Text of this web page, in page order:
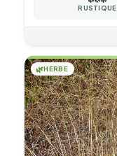
RUSTIQUE
🌿HERBE